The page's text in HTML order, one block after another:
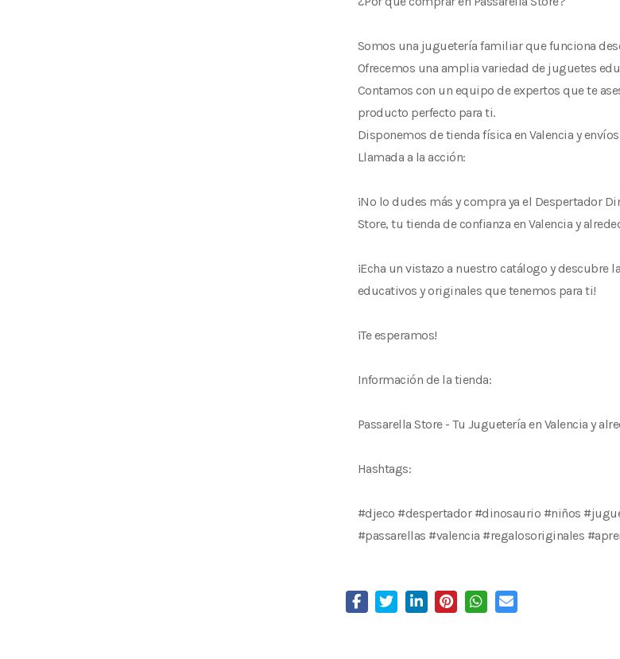
Somos una juguetería familiar que funciona
Ofrecemos una amplia variedad de juguetes
Contamos con un equipo de expertos que te
producto perfecto para ti.
Disponemos de tienda física en Valencia y
Llamada a la acción:
¡No lo dudes más y compra ya el Despertador
Store, tu tienda de confianza en Valencia y
¡Echa un vistazo a nuestro catálogo y descubre
educativos y originales que tenemos para ti!
¡Te esperamos!
Información de la tienda:
Passarella Store - Tu Juguetería en Valencia y
Hashtags:
#djeco #despertador #dinosaurio #niños
#passarellas #valencia #regalosoriginales